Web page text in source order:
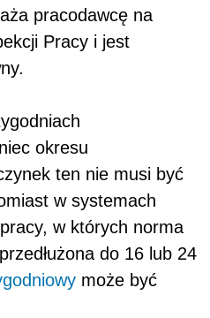
pracodawcę na
Pracy i jest
okresu
ten nie musi być
w systemach
w których norma
do 16 lub 24
może być